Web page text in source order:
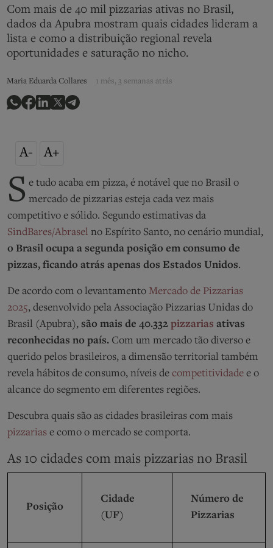
Com mais de 40 mil pizzarias ativas no Brasil,
dados da Apubra mostram quais cidades lideram a
lista e como a distribuição regional revela
oportunidades e saturação no nicho.
Maria Eduarda Collares 1 mês, 3 semanas atrás
A- A+
S e tudo acaba em pizza, é notável que no Brasil o
mercado de pizzarias esteja cada vez mais
competitivo e sólido. Segundo estimativas da
SindBares/Abrasel no Espírito Santo, no cenário mundial,
o Brasil ocupa a segunda posição em consumo de
pizzas, ficando atrás apenas dos Estados Unidos.
De acordo com o levantamento Mercado de Pizzarias
2025, desenvolvido pela Associação Pizzarias Unidas do
Brasil (Apubra), são mais de 40.332 pizzarias ativas
reconhecidas no país. Com um mercado tão diverso e
querido pelos brasileiros, a dimensão territorial também
revela hábitos de consumo, níveis de competitividade e o
alcance do segmento em diferentes regiões.
Descubra quais são as cidades brasileiras com mais
pizzarias e como o mercado se comporta.
As 10 cidades com mais pizzarias no Brasil
Posição
Cidade
(UF)
Número de
Pizzarias